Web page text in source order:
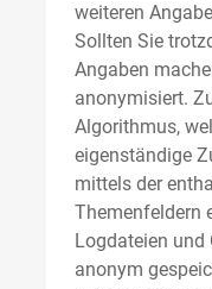
weiteren
Sollten Sie
Angaben
anonymisiert.
Algorithmus,
eigenständige
mittels der
Themenfeldern
Logdateien und
anonym